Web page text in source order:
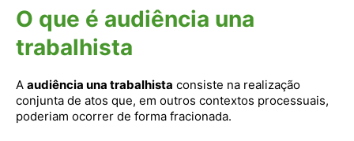
O que é audiência una
trabalhista
A audiência una trabalhista consiste na realização
conjunta de atos que, em outros contextos processuais,
poderiam ocorrer de forma fracionada.